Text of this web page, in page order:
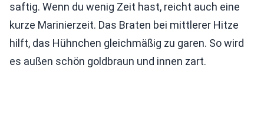
saftig. Wenn du wenig Zeit hast, reicht auch eine
kurze Marinierzeit. Das Braten bei mittlerer Hitze
hilft, das Hühnchen gleichmäßig zu garen. So wird
es außen schön goldbraun und innen zart.